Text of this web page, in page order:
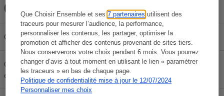
Que Choisir Ensemble et ses7 partenaires utilisent des
traceurs pour mesurer l’audience, la performance,
personnaliser les contenus, les partager, optimiser la
promotion et afficher des contenus provenant de sites tiers.
Nous conserverons votre choix pendant 6 mois. Vous pourrez
changer d’avis à tout moment en utilisant le lien « paramétrer
les traceurs » en bas de chaque page.
Politique de confidentialité mise à jour le 12/07/2024
Personnaliser mes choix
(cycle Eco40-60)
Classe énergétique D
Consommation électrique pour 100
cycles